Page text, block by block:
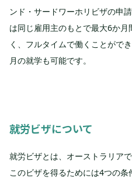
ンド・サードワーホリビザの申
は同じ雇用主のもとで最大6か
く、フルタイムで働くことがで
月の就学も可能です。
就労ビザについて
就労ビザとは、オーストラリア
このビザを得るためには4つの条